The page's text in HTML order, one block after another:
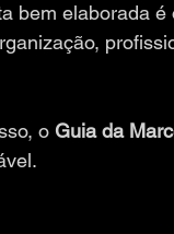
bem elaborada
o Guia da